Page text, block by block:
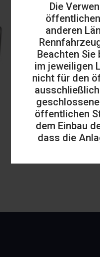
Die
anderen
Beachten
im jeweiligen
nicht für den
öffentlichen
dem Einbau
dass die
TOAY.01.120